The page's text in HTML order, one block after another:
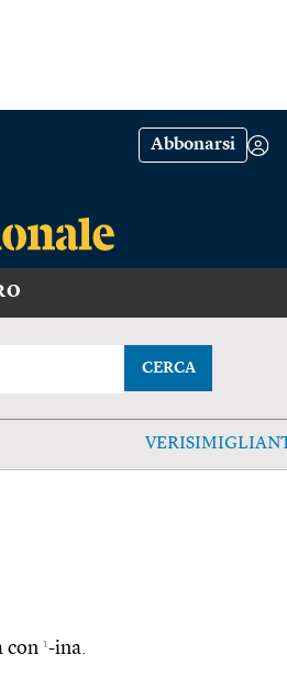
Abbonarsi
CERCA
con 1-ina.